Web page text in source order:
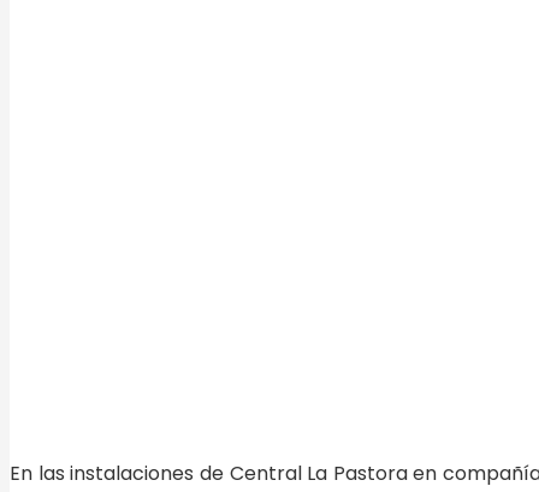
En las instalaciones de Central La Pastora en